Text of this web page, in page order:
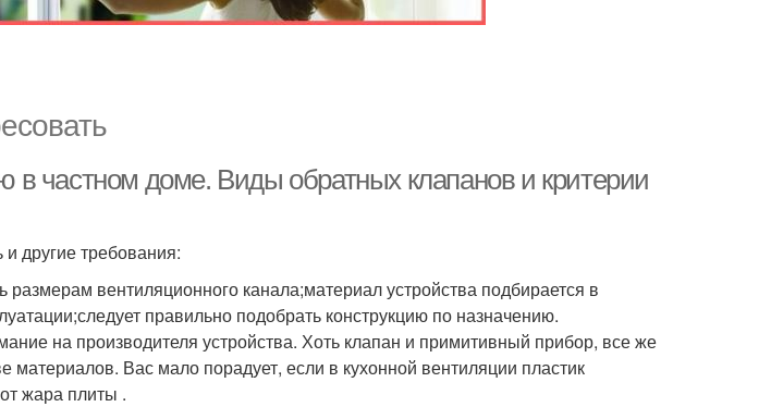
в частном доме. Виды обратных клапанов и критерии
и другие требования:
размерам вентиляционного канала;материал устройства подбирается в
правильно подобрать конструкцию по назначению.
на производителя устройства. Хоть клапан и примитивный прибор, все же
материалов. Вас мало порадует, если в кухонной вентиляции пластик
жара плиты .